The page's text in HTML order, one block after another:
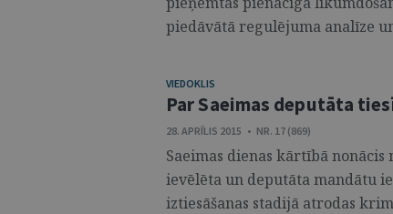
piedāvātā regulējuma analīze
VIEDOKLIS
Par Saeimas deputāta
28. APRĪLIS 2015 • NR. 17 (869)
Saeimas dienas kārtībā nonācis
ievēlēta un deputāta mandātu
iztiesāšanas stadijā atrodas